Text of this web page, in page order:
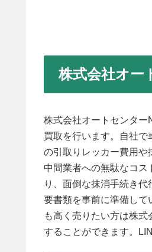
株式会社オー
株式会社オートセンター
買取を行います。自社
の引取りレッカー費用や
中間業者への無駄なコ
り、面倒な抹消手続き
要書類を事前に準備して
も高く売りたい方は株
することができます。